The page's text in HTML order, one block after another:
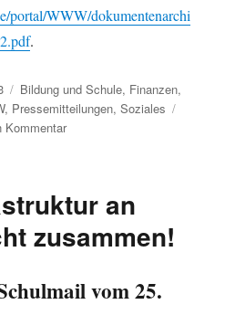
portal/WWW/dokumentenarchi
.
Kategorien
Bildung und Schule, Finanzen,
, Pressemitteilungen,Soziales
Kommentarzu
erneut an
zusammen!
vom 25.